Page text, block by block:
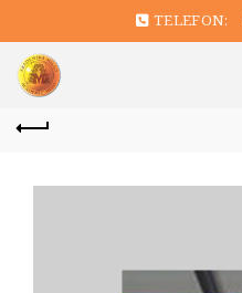
TELEFON: